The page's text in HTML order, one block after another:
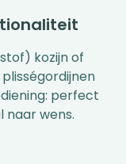
kozijn of
perfect
naar wens.